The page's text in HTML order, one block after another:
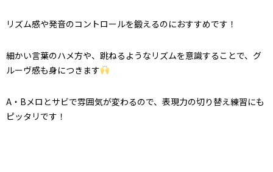
リズム感や発音のコントロールを鍛えるのにおすすめです！
細かい言葉のハメ方や、跳ねるようなリズムを意識することで、グ
ルーヴ感も身につきます
A・Bメロとサビで雰囲気が変わるので、表現力の切り替え練習にも
ピッタリです！